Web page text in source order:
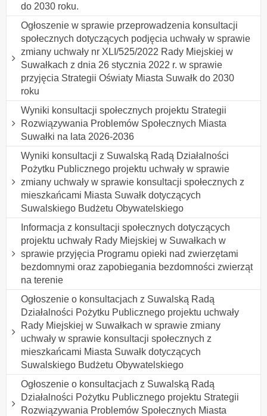
do 2030 roku.
Ogłoszenie w sprawie przeprowadzenia konsultacji
społecznych dotyczących podjęcia uchwały w sprawie
zmiany uchwały nr XLI/525/2022 Rady Miejskiej w
Suwałkach z dnia 26 stycznia 2022 r. w sprawie
przyjęcia Strategii Oświaty Miasta Suwałk do 2030
roku
Wyniki konsultacji społecznych projektu Strategii
Rozwiązywania Problemów Społecznych Miasta
Suwałki na lata 2026-2036
Wyniki konsultacji z Suwalską Radą Działalności
Pożytku Publicznego projektu uchwały w sprawie
zmiany uchwały w sprawie konsultacji społecznych z
mieszkańcami Miasta Suwałk dotyczących
Suwalskiego Budżetu Obywatelskiego
Informacja z konsultacji społecznych dotyczących
projektu uchwały Rady Miejskiej w Suwałkach w
sprawie przyjęcia Programu opieki nad zwierzętami
bezdomnymi oraz zapobiegania bezdomności zwierząt
na terenie
Ogłoszenie o konsultacjach z Suwalską Radą
Działalności Pożytku Publicznego projektu uchwały
Rady Miejskiej w Suwałkach w sprawie zmiany
uchwały w sprawie konsultacji społecznych z
mieszkańcami Miasta Suwałk dotyczących
Suwalskiego Budżetu Obywatelskiego
Ogłoszenie o konsultacjach z Suwalską Radą
Działalności Pożytku Publicznego projektu Strategii
Rozwiązywania Problemów Społecznych Miasta